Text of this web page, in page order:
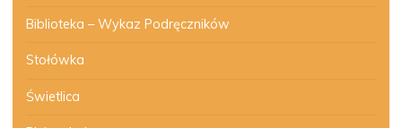
Biblioteka – Wykaz Podręczników
Stołówka
Świetlica